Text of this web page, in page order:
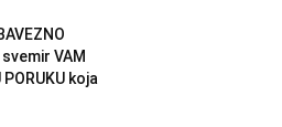
VAM
koja